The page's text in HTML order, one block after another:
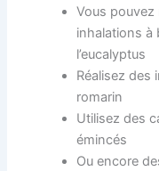
Vous pouvez
inhalations à
l’eucalyptus
Réalisez des
romarin
Utilisez des
émincés
Ou encore